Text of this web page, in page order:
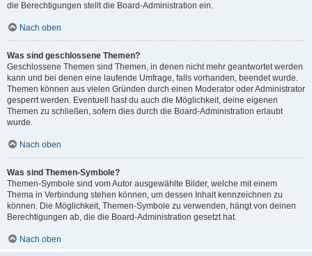
die Berechtigungen stellt die Board-Administration ein.
Nach oben
Was sind geschlossene Themen?
Geschlossene Themen sind Themen, in denen nicht mehr geantwortet werden
kann und bei denen eine laufende Umfrage, falls vorhanden, beendet wurde.
Themen können aus vielen Gründen durch einen Moderator oder Administrator
gesperrt werden. Eventuell hast du auch die Möglichkeit, deine eigenen
Themen zu schließen, sofern dies durch die Board-Administration erlaubt
wurde.
Nach oben
Was sind Themen-Symbole?
Themen-Symbole sind vom Autor ausgewählte Bilder, welche mit einem
Thema in Verbindung stehen können, um dessen Inhalt kennzeichnen zu
können. Die Möglichkeit, Themen-Symbole zu verwenden, hängt von deinen
Berechtigungen ab, die die Board-Administration gesetzt hat.
Nach oben